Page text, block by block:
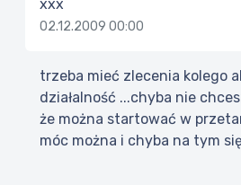
xxx
02.12.2009 00:00
trzeba mieć zlecenia kolego
działalność ...chyba nie
że można startować w
móc można i chyba na tym